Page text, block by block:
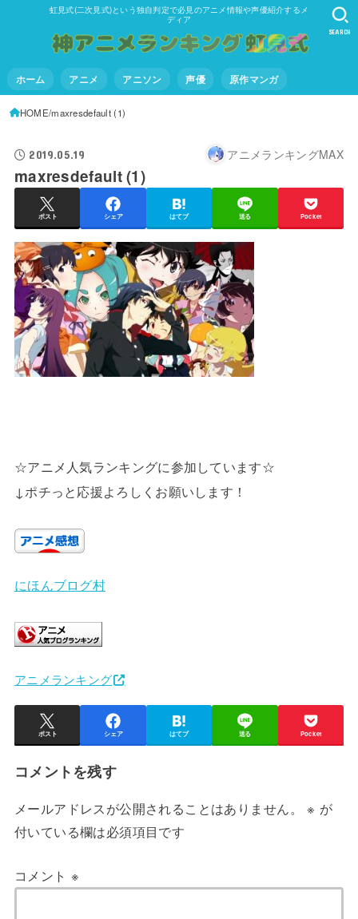
虹見式(二次見式)という独自判定で必見のアニメ情報や声優紹介するメ
ディア
ホーム アニメ アニソン 声優 原作マンガ
SEARCH
HOME maxresdefault (1)
2019.05.19 アニメランキングMAX
maxresdefault (1)
ポスト シェア はてブ 送る Pocket
☆アニメ人気ランキングに参加しています☆
↓ポチっと応援よろしくお願いします！
にほんブログ村
アニメランキング
ポスト シェア はてブ 送る Pocket
コメントを残す
メールアドレスが公開されることはありません。 ※ が
付いている欄は必須項目です
コメント ※